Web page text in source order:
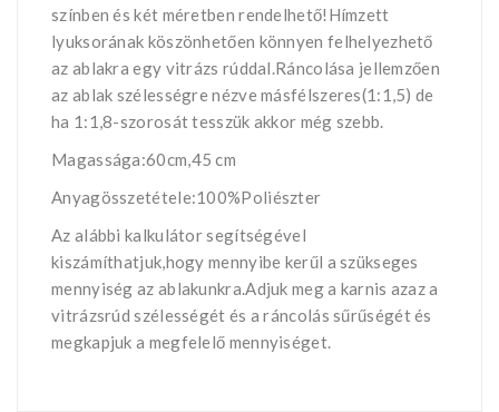
színben és két méretben rendelhető!Hímzett
lyuksorának köszönhetően könnyen felhelyezhető
az ablakra egy vitrázs rúddal.Ráncolása jellemzően
az ablak szélességre nézve másfélszeres(1:1,5) de
ha 1:1,8-szorosát tesszük akkor még szebb.
Magassága:60cm,45 cm
Anyagösszetétele:100%Poliészter
Az alábbi kalkulátor segítségével
kiszámíthatjuk,hogy mennyibe kerűl a szükseges
mennyiség az ablakunkra.Adjuk meg a karnis azaz a
vitrázsrúd szélességét és a ráncolás sűrűségét és
megkapjuk a megfelelő mennyiséget.